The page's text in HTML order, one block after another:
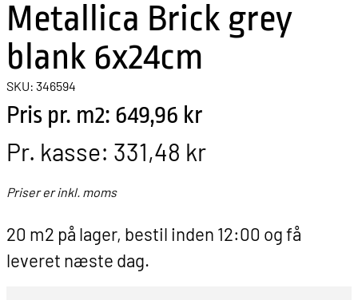
Metallica Brick grey
blank 6x24cm
SKU: 346594
Pris pr. m2: 649,96 kr
Pr. kasse: 331,48 kr
Priser er inkl. moms
20 m2 på lager, bestil inden 12:00 og få
leveret næste dag.